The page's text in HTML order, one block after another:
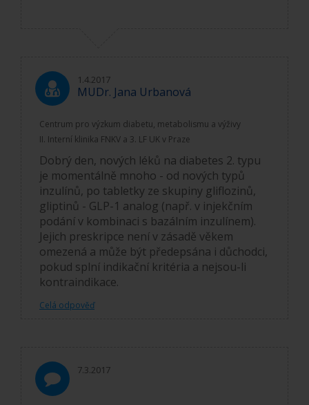
1.4.2017
MUDr. Jana Urbanová
Centrum pro výzkum diabetu, metabolismu a výživy
II. Interní klinika FNKV a 3. LF UK v Praze
Dobrý den, nových léků na diabetes 2. typu
je momentálně mnoho - od nových typů
inzulínů, po tabletky ze skupiny gliflozinů,
gliptinů - GLP-1 analog (např. v injekčním
podání v kombinaci s bazálním inzulínem).
Jejich preskripce není v zásadě věkem
omezená a může být předepsána i důchodci,
pokud splní indikační kritéria a nejsou-li
kontraindikace.
Celá odpověď
7.3.2017